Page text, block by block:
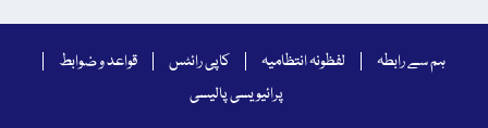
ہم سے رابطہ لفظونہ انتظامیہ کاپی رائٹس
قواعد و ضوابط
پرائیویسی پالیسی